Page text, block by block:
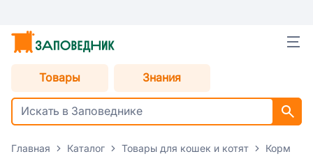
Товары Знания
Главная Каталог Товары для кошек и котят Корм